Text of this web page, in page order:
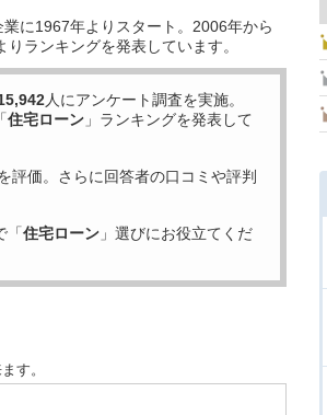
に1967年よりスタート。2006年から
ランキングを発表しています。
人にアンケート調査を実施。
住宅ローン 」ランキングを発表して
評価。さらに回答者の口コミや評判
「住宅ローン 」選びにお役立てくだ
す。